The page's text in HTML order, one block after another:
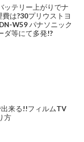
ッテリー上がりでナ
費は?30プリウストヨ
W59 パナソニック
ダ等にて多発!?
出来る!!フィルムTV
方